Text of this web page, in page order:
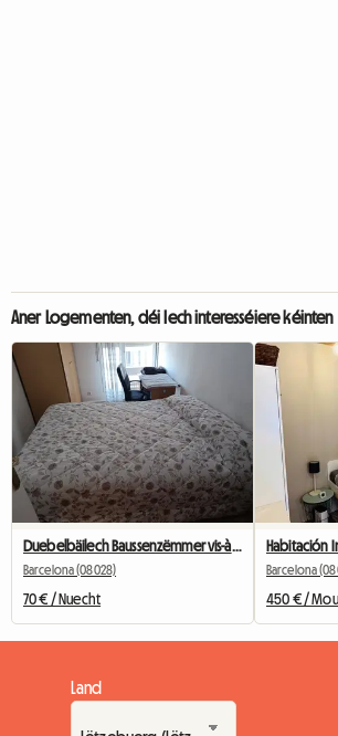
Aner Logementen, déi Iech interesséiere kéinten
Duebelbäilech Baussenzëmmer vis-à-vis vum Camp Nou
Barcelona (08028)
70 € / Nuecht
Barcelona
450 € /
Land